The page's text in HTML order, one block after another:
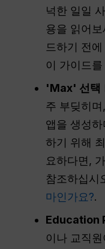
넉한 일일
용을 읽어보
드하기 전
이 가이드
'Max' 선택
주 부딪히
앱을 생성
하기 위해
요하다면,
참조하십시
마인가요?.
Education
이나 교직